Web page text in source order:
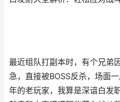
最近组队打副本时，有个兄弟
急，直接被BOSS反杀，场面
年的老玩家，我算是深谙白发